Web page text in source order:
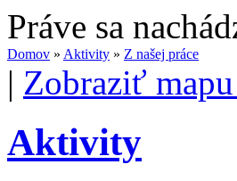
Práve sa
Domov » Aktivity » Z našej práce
| Zobraziť
Aktivity